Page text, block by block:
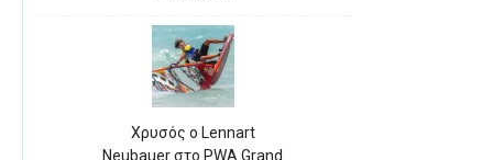
Χρυσός ο Lennart
Neubauer στο PWA Grand